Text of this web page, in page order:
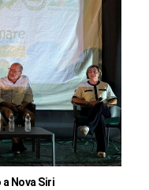
Nova Siri